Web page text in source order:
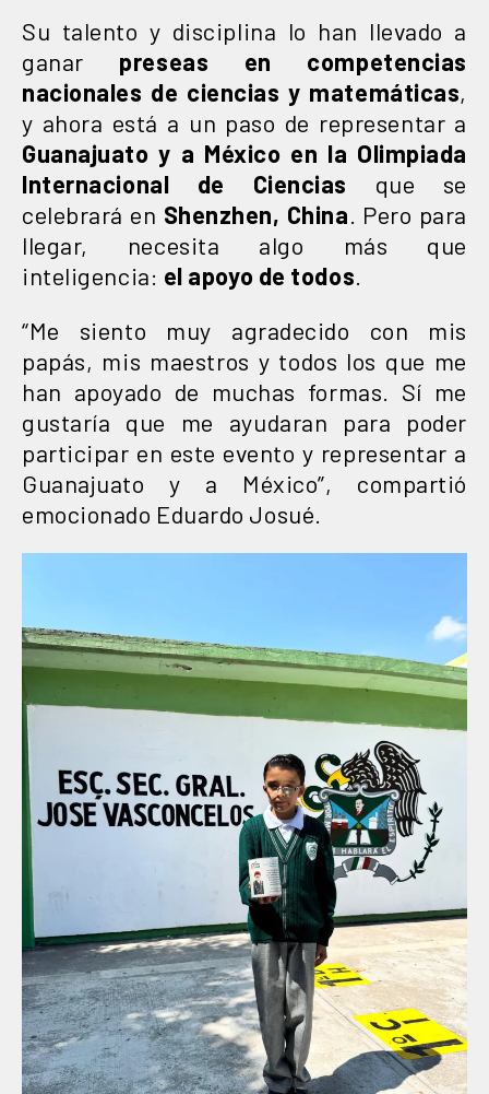
Su talento y disciplina lo han llevado a
ganar preseas en competencias
nacionales de ciencias y matemáticas,
y ahora está a un paso de representar a
Guanajuato y a México en la Olimpiada
Internacional de Ciencias que se
celebrará en Shenzhen, China . Pero para
llegar, necesita algo más que
inteligencia: el apoyo de todos
“Me siento muy agradecido con mis
papás, mis maestros y todos los que me
han apoyado de muchas formas. Sí me
gustaría que me ayudaran para poder
participar en este evento y representar a
Guanajuato y a México”, compartió
emocionado Eduardo Josué.